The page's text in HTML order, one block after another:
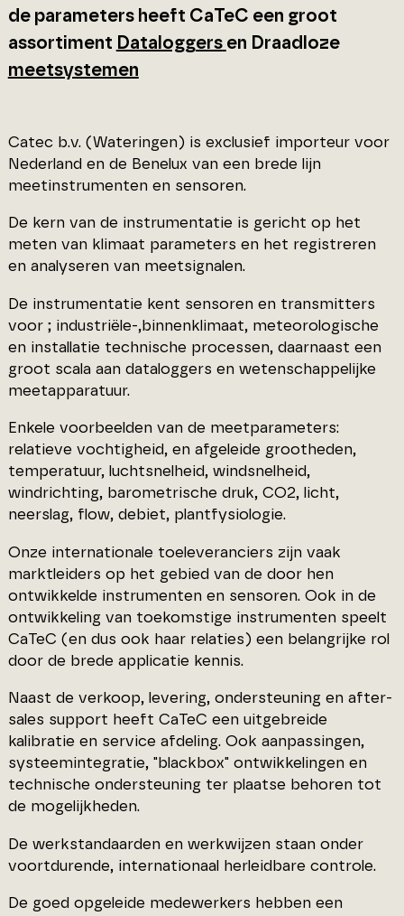
de parameters heeft CaTeC een groot
assortiment Dataloggers en Draadloze
meetsystemen
Catec b.v. (Wateringen) is exclusief importeur voor
Nederland en de Benelux van een brede lijn
meetinstrumenten en sensoren.
De kern van de instrumentatie is gericht op het
meten van klimaat parameters en het registreren
en analyseren van meetsignalen.
De instrumentatie kent sensoren en transmitters
voor ; industriële-,binnenklimaat, meteorologische
en installatie technische processen, daarnaast een
groot scala aan dataloggers en wetenschappelijke
meetapparatuur.
Enkele voorbeelden van de meetparameters:
relatieve vochtigheid, en afgeleide grootheden,
temperatuur, luchtsnelheid, windsnelheid,
windrichting, barometrische druk, CO2, licht,
neerslag, flow, debiet, plantfysiologie.
Onze internationale toeleveranciers zijn vaak
marktleiders op het gebied van de door hen
ontwikkelde instrumenten en sensoren. Ook in de
ontwikkeling van toekomstige instrumenten speelt
CaTeC (en dus ook haar relaties) een belangrijke rol
door de brede applicatie kennis.
Naast de verkoop, levering, ondersteuning en after-
sales support heeft CaTeC een uitgebreide
kalibratie en service afdeling. Ook aanpassingen,
systeemintegratie, "blackbox" ontwikkelingen en
technische ondersteuning ter plaatse behoren tot
de mogelijkheden.
De werkstandaarden en werkwijzen staan onder
voortdurende, internationaal herleidbare controle.
De goed opgeleide medewerkers hebben een